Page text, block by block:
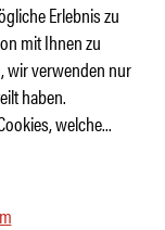
Erlebnis zu
mit Ihnen zu
wir verwenden nur
haben.
welche...